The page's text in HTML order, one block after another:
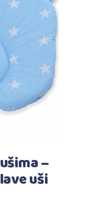
–
uši